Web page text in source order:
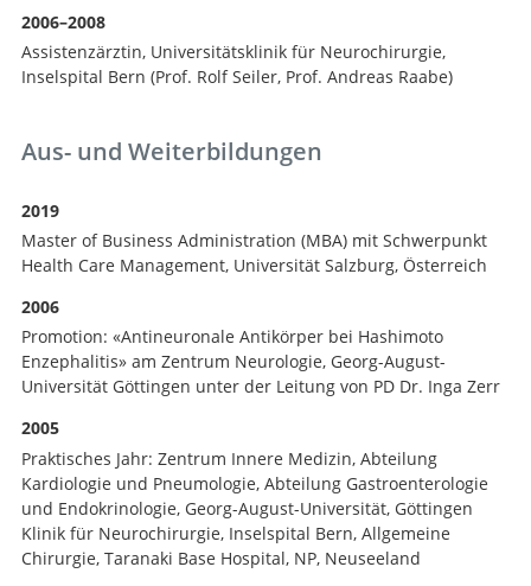
2006–2008
Assistenzärztin, Universitätsklinik für Neurochirurgie,
Inselspital Bern (Prof. Rolf Seiler, Prof. Andreas Raabe)
Aus- und Weiterbildungen
2019
Master of Business Administration (MBA) mit Schwerpunkt
Health Care Management, Universität Salzburg, Österreich
2006
Promotion: «Antineuronale Antikörper bei Hashimoto
Enzephalitis» am Zentrum Neurologie, Georg-August-
Universität Göttingen unter der Leitung von PD Dr. Inga Zerr
2005
Praktisches Jahr: Zentrum Innere Medizin, Abteilung
Kardiologie und Pneumologie, Abteilung Gastroenterologie
und Endokrinologie, Georg-August-Universität, Göttingen
Klinik für Neurochirurgie, Inselspital Bern, Allgemeine
Chirurgie, Taranaki Base Hospital, NP, Neuseeland